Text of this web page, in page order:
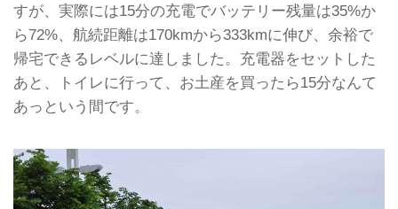
すが、実際には15分の充電でバッテリー残量は35%か
ら72%、航続距離は170kmから333kmに伸び、余裕で
帰宅できるレベルに達しました。充電器をセットした
あと、トイレに行って、お土産を買ったら15分なんて
あっという間です。